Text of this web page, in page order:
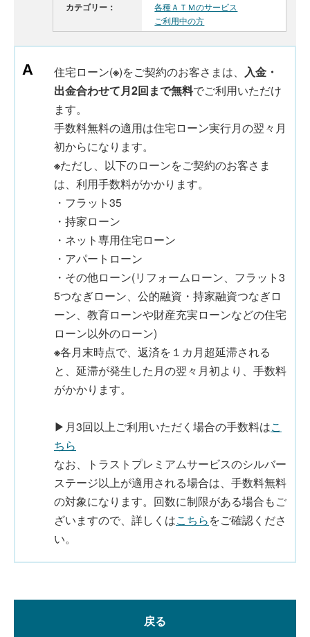
カテゴリー：
各種ＡＴＭのサービス
ご利用中の方
住宅ローン(※)をご契約のお客さまは、 入金・
出金合わせて月2回まで無料でご利用いただけ
ます。
手数料無料の適用は住宅ローン実行月の翌々月
初からになります。
※ただし、以下のローンをご契約のお客さま
は、利用手数料がかかります。
・フラット35
・持家ローン
・ネット専用住宅ローン
・アパートローン
・その他ローン(リフォームローン、フラット3
5つなぎローン、公的融資・持家融資つなぎロ
ーン、教育ローンや財産充実ローンなどの住宅
ローン以外のローン)
※各月末時点で、返済を１カ月超延滞される
と、延滞が発生した月の翌々月初より、手数料
がかかります。
▶月3回以上ご利用いただく場合の手数料はこ
ちら
なお、トラストプレミアムサービスのシルバー
ステージ以上が適用される場合は、手数料無料
の対象になります。回数に制限がある場合もご
ざいますので、詳しくはこちらをご確認くださ
い。
戻る